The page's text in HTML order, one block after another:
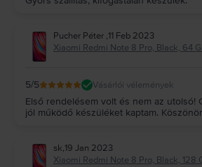
Pucher Péter ,11 Feb 2023
Xiaomi Redmi Note 8 Pro, Black, 64
5/5 Vásárlói vélemények
Első rendelésem volt és nem az utolsó!
jól működő készüléket kaptam.
sk,19 Jan 2023
Xiaomi Redmi Note 8 Pro, Black, 128